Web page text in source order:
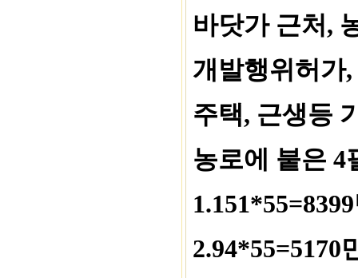
바닷가 근처,
개발행위허가
주택, 근생등
농로에 붙은 4
2.94*55=5170